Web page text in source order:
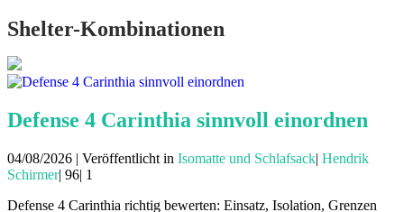
Shelter-Kombinationen
Defense 4 Carinthia sinnvoll einordnen
04/08/2026 | Veröffentlicht in Isomatte und Schlafsack| Hendrik
Schirmer| 96| 1
Defense 4 Carinthia richtig bewerten: Einsatz, Isolation, Grenzen